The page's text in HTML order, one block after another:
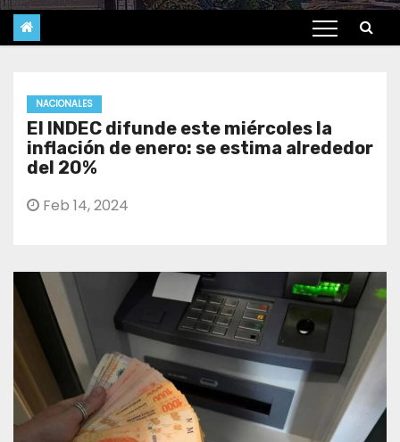
NACIONALES
El INDEC difunde este miércoles la
inflación de enero: se estima alrededor
del 20%
Feb 14, 2024